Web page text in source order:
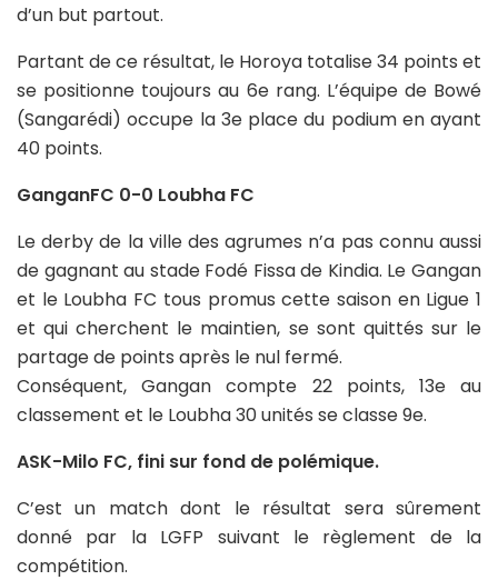
d’un but partout.
Partant de ce résultat, le Horoya totalise 34 points et
se positionne toujours au 6e rang. L’équipe de Bowé
(Sangarédi) occupe la 3e place du podium en ayant
40 points.
GanganFC 0-0 Loubha FC
Le derby de la ville des agrumes n’a pas connu aussi
de gagnant au stade Fodé Fissa de Kindia. Le Gangan
et le Loubha FC tous promus cette saison en Ligue 1
et qui cherchent le maintien, se sont quittés sur le
partage de points après le nul fermé.
Conséquent, Gangan compte 22 points, 13e au
classement et le Loubha 30 unités se classe 9e.
ASK-Milo FC, fini sur fond de polémique.
C’est un match dont le résultat sera sûrement
donné par la LGFP suivant le règlement de la
compétition.